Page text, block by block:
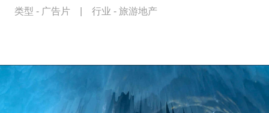
类型 - 广告片 行业 - 旅游地产